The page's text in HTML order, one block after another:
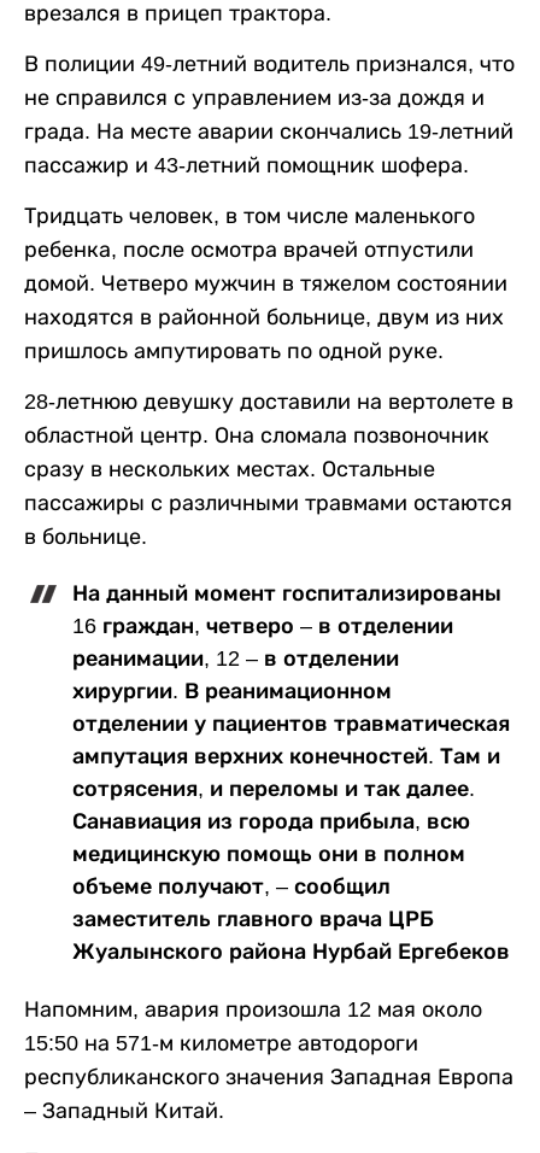
врезался в прицеп трактора.
В полиции 49-летний водитель признался, что
не справился с управлением из-за дождя и
града. На месте аварии скончались 19-летний
пассажир и 43-летний помощник шофера.
Тридцать человек, в том числе маленького
ребенка, после осмотра врачей отпустили
домой. Четверо мужчин в тяжелом состоянии
находятся в районной больнице, двум из них
пришлось ампутировать по одной руке.
28-летнюю девушку доставили на вертолете в
областной центр. Она сломала позвоночник
сразу в нескольких местах. Остальные
пассажиры с различными травмами остаются
в больнице.
На данный момент госпитализированы
16 граждан, четверо – в отделении
реанимации, 12 – в отделении
хирургии. В реанимационном
отделении у пациентов травматическая
ампутация верхних конечностей. Там и
сотрясения, и переломы и так далее.
Санавиация из города прибыла, всю
медицинскую помощь они в полном
объеме получают, ‒ сообщил
заместитель главного врача ЦРБ
Жуалынского района Нурбай Ергебеков
Напомним, авария произошла 12 мая около
15:50 на 571-м километре автодороги
республиканского значения Западная Европа
– Западный Китай.